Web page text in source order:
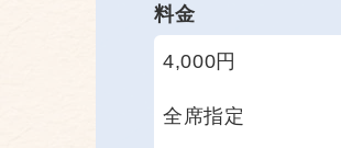
料金
4,000円
全席指定